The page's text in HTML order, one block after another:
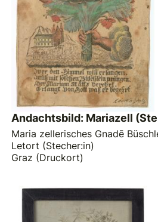
Andachtsbild: Mariazell
Maria zellerisches Gnadē
Letort (Stecher:in)
Graz (Druckort)